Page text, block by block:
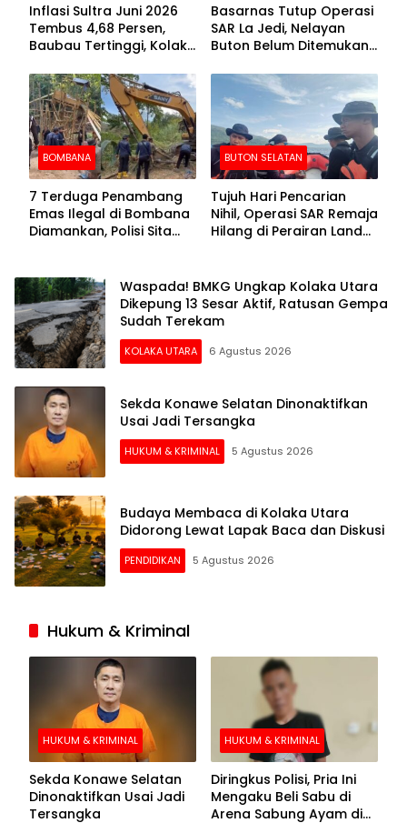
Inflasi Sultra Juni 2026
Tembus 4,68 Persen,
Baubau Tertinggi, Kolaka
Basarnas Tutup Operasi
SAR La Jedi, Nelayan
Buton Belum Ditemukan
BOMBANA
7 Terduga Penambang
Emas Ilegal di Bombana
Diamankan, Polisi Sita
BUTON SELATAN
Tujuh Hari Pencarian
Nihil, Operasi SAR Remaja
Hilang di Perairan Lande
Waspada! BMKG Ungkap Kolaka Utara
Dikepung 13 Sesar Aktif, Ratusan Gempa
Sudah Terekam
KOLAKA UTARA 6 Agustus 2026
Sekda Konawe Selatan Dinonaktifkan
Usai Jadi Tersangka
HUKUM & KRIMINAL 5 Agustus 2026
Budaya Membaca di Kolaka Utara
Didorong Lewat Lapak Baca dan Diskusi
PENDIDIKAN 5 Agustus 2026
Hukum & Kriminal
HUKUM & KRIMINAL
Sekda Konawe Selatan
Dinonaktifkan Usai Jadi
Tersangka
HUKUM & KRIMINAL
Diringkus Polisi, Pria Ini
Mengaku Beli Sabu di
Arena Sabung Ayam di